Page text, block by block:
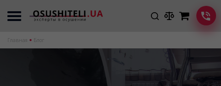
Главная Блог